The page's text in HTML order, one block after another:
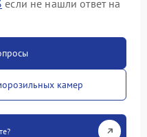
если не нашли ответ на
камер